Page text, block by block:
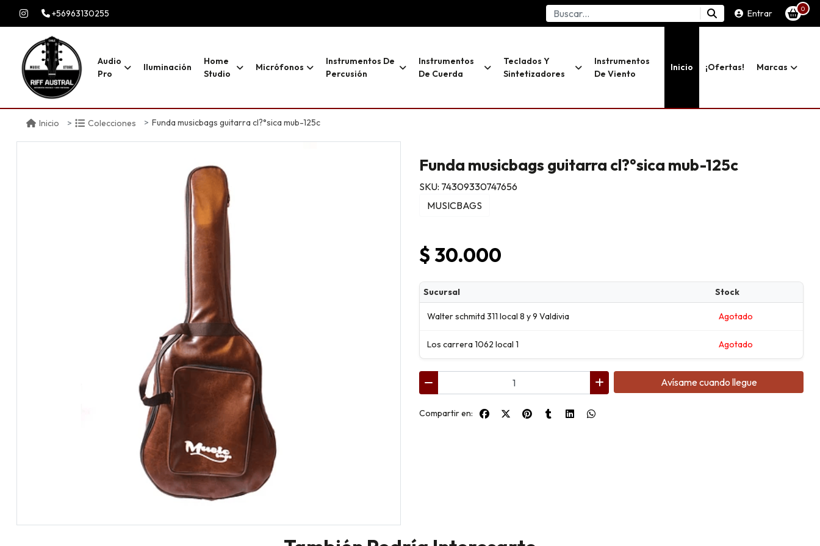
+56963130255 Entrar 0
Audio
Pro
Iluminación
Home
Studio
Micrófonos
Instrumentos De
Percusión
Instrumentos
De Cuerda
Teclados Y
Sintetizadores
Instrumentos
De Viento
Inicio ¡ofertas! Marcas
Inicio Colecciones Funda musicbags guitarra cl?°sica mub-125c
Funda musicbags guitarra cl?°sica mub-125c
SKU: 74309330747656
MUSICBAGS
$ 30.000
Sucursal Stock
Walter schmitd 311 local 8 y 9 Valdivia Agotado
Los carrera 1062 local 1 Agotado
Avísame cuando llegue
Compartir en: